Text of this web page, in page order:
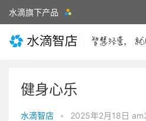
水滴旗下产品
健身心乐
水滴智店 • 2025年2月18日